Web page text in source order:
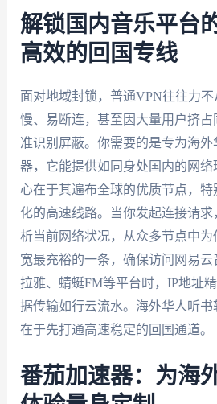
解锁国内音乐平台
高效的回国专线
面对地域封锁，普通VPN往往力
慢、易断连，甚至因大量用户挤
准识别屏蔽。你需要的是专为海
器，它能提供如同身处国内的网
心在于其遍布全球的优质节点，
化的高速线路。当你发起连接请
析当前网络状况，从众多节点中
宽最充裕的一条，确保访问网易
拉雅、蜻蜓FM等平台时，IP地址
据传输如行云流水。海外华人听
在于先打通高速稳定的回国通道。
番茄加速器：为海